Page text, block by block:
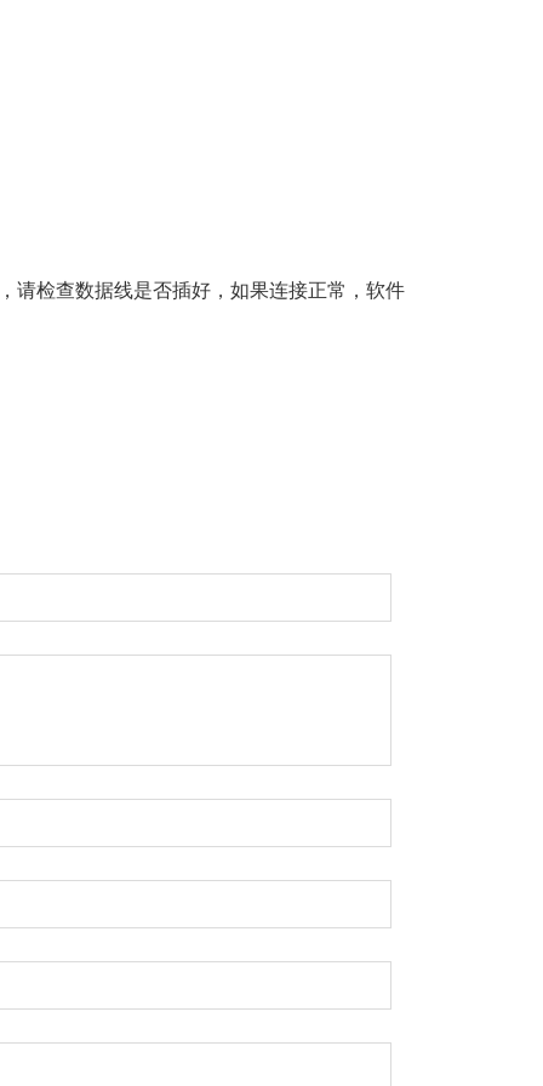
请检查数据线是否插好，如果连接正常，软件